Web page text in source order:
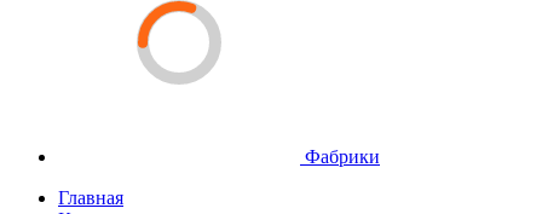
Фабрики
Главная